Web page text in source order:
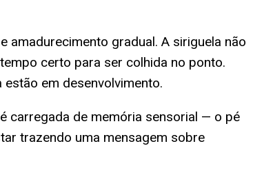
amadurecimento gradual. A siriguela não
certo para ser colhida no ponto.
em desenvolvimento.
carregada de memória sensorial — o pé
trazendo uma mensagem sobre